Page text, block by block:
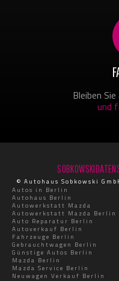
Bleiben
und
SOBKOWSKI
© Autohaus Sobkowski
Autos in Berlin
Autohaus Berlin
Autowerkstatt Mazda
Autowerkstatt Mazda Berlin
Auto Reparatur Berlin
Autoverkauf Berlin
Fahrzeuge Berlin
Gebrauchtwagen Berlin
Günstige Autos Berlin
Mazda Berlin
Mazda Service Berlin
Neuwagen Verkauf Berlin